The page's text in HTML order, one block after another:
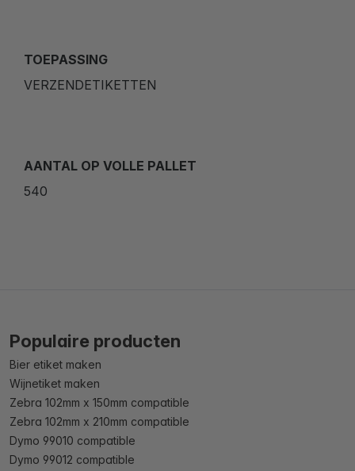
TOEPASSING
VERZENDETIKETTEN
AANTAL OP VOLLE PALLET
540
Populaire producten
Bier etiket maken
Wijnetiket maken
Zebra 102mm x 150mm compatible
Zebra 102mm x 210mm compatible
Dymo 99010 compatible
Dymo 99012 compatible